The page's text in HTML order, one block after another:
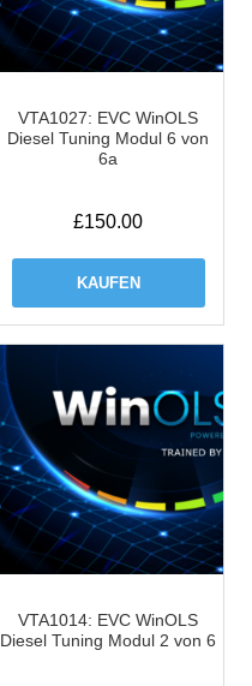
VTA1027: EVC WinOLS
Diesel Tuning Modul 6 von
6a
£150.00
KAUFEN
VTA1014: EVC WinOLS
Diesel Tuning Modul 2 von 6